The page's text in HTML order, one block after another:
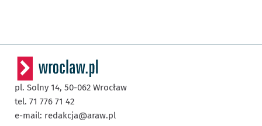
pl. Solny 14, 50-062 Wrocław
tel. 71 776 71 42
e-mail: redakcja@araw.pl